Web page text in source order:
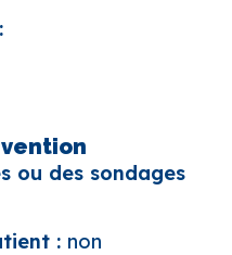
ou des sondages
: non